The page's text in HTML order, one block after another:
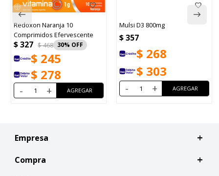
Redoxon Naranja 10
Comprimidos Efervescente
$327 $468 30
$ 245
$ 278
- +
Mulsi D3 800mg
$357
$ 268
$ 303
- +
Empresa
Compra